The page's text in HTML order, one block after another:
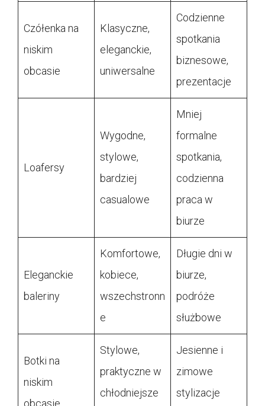
Czółenka na
niskim
obcasie
Klasyczne,
eleganckie,
uniwersalne
Codzienne
spotkania
biznesowe,
prezentacje
Loafersy
Wygodne,
stylowe,
bardziej
casualowe
Mniej
formalne
spotkania,
codzienna
praca w
biurze
Eleganckie
baleriny
Komfortowe,
kobiece,
wszechstronn
e
Długie dni w
biurze,
podróże
służbowe
Botki na
niskim
obcasie
Stylowe,
praktyczne w
chłodniejsze
Jesienne i
zimowe
stylizacje